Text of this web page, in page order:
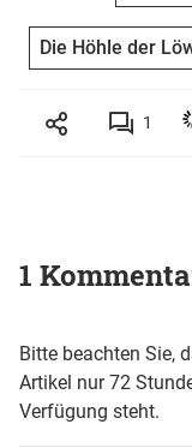
Die Höhle der
1
1
Bitte beachten Sie,
Artikel nur 72
Verfügung steht.